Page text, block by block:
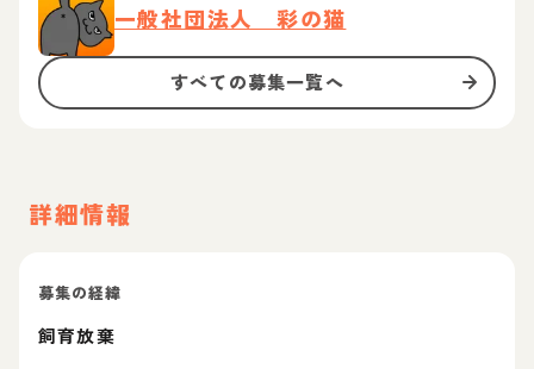
一般社団法人 彩の猫
すべての募集一覧へ
詳細情報
募集の経緯
飼育放棄